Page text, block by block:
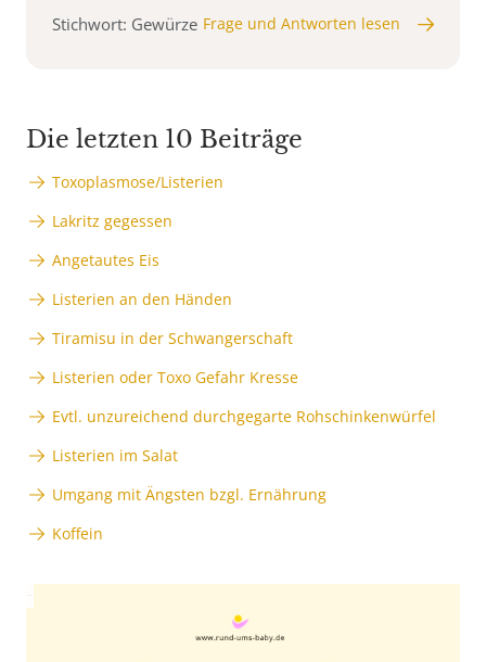
Stichwort: Gewürze Frage und Antworten lesen
Die letzten 10 Beiträge
Toxoplasmose/Listerien
Lakritz gegessen
Angetautes Eis
Listerien an den Händen
Tiramisu in der Schwangerschaft
Listerien oder Toxo Gefahr Kresse
Evtl. unzureichend durchgegarte Rohschinkenwürfel
Listerien im Salat
Umgang mit Ängsten bzgl. Ernährung
Koffein